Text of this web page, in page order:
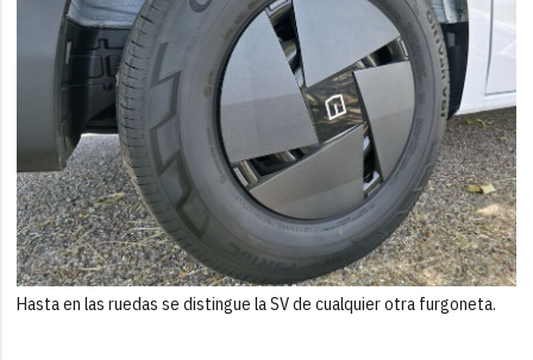
Hasta en las ruedas se distingue la SV de cualquier otra furgoneta.